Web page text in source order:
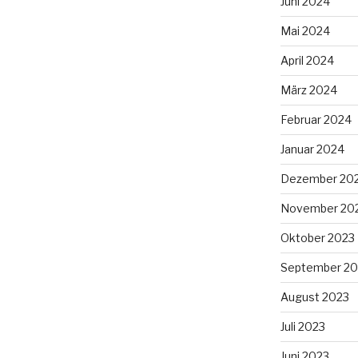
Mai 2024
April 2024
März 2024
Februar 2024
Januar 2024
Dezember
November
Oktober 2023
September
August 2023
Juli 2023